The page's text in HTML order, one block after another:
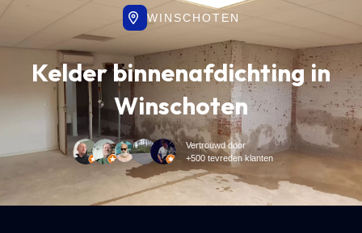
WINSCHOTEN
Kelder binnenafdichting in
Winschoten
Vertrouwd door
+500 tevreden klanten